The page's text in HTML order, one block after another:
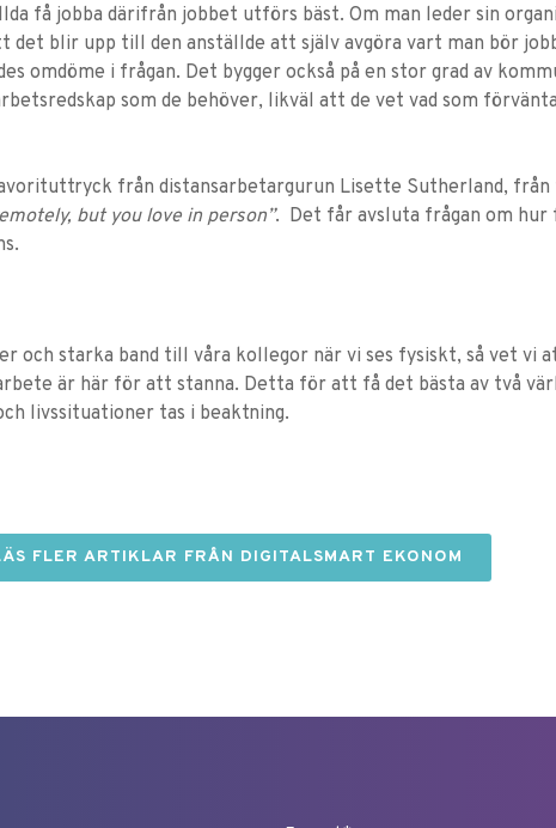
få jobba därifrån jobbet utförs bäst. Om man leder sin
det blir upp till den anställde att själv avgöra vart man bör
omdöme i frågan. Det bygger också på en stor grad av
som de behöver, likväl att de vet vad som
från distansarbetargurun Lisette Sutherland,
but you love in person”. Det får avsluta frågan om
och starka band till våra kollegor när vi ses fysiskt, så vet vi
är här för att stanna. Detta för att få det bästa av två
livssituationer tas i beaktning.
FLER ARTIKLAR FRÅN DIGITALSMART EKONOM